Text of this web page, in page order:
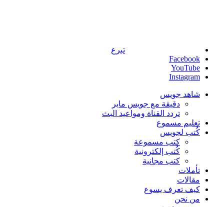
تبرع
Facebook
YouTube
Instagram
شاهد جويس
دقيقة مع جويس ماير
تردد القناة ومواعيد البث
تعليم مسموع
كُتب لجويس
كتب مسموعة
كُتب إلكترونية
كتب مجانية
تأملات
مقالات
كيف تعرف يسوع
من نحن